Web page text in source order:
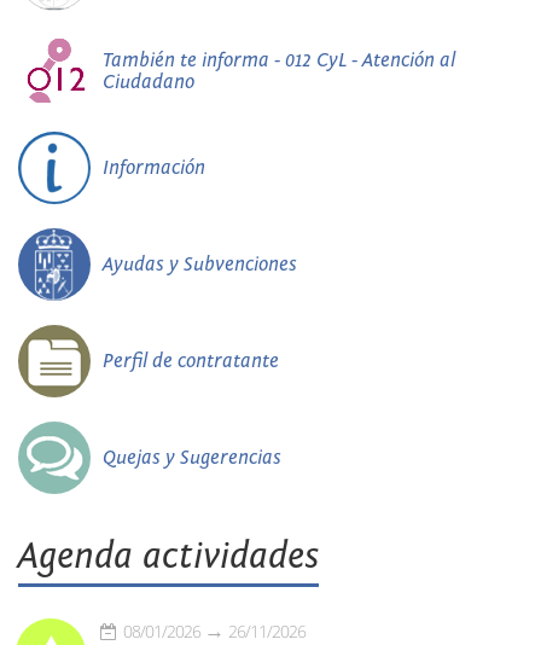
También te informa - 012 CyL - Atención al
Ciudadano
Información
Ayudas y Subvenciones
Perfil de contratante
Quejas y Sugerencias
Agenda actividades
08/01/2026 26/11/2026